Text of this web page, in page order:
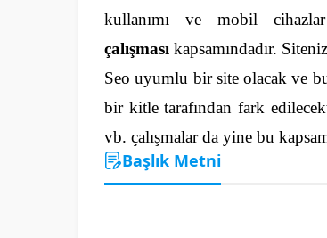
kullanımı ve mobil
çalışması kapsamındadır.
Seo uyumlu bir site olacak ve bu
bir kitle tarafından fark
vb. çalışmalar da yine bu
Başlık Metni